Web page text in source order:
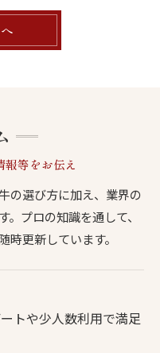
報等をお伝え
の選び方に加え、業界の
プロの知識を通して、
時更新しています。
トや少人数利用で満足